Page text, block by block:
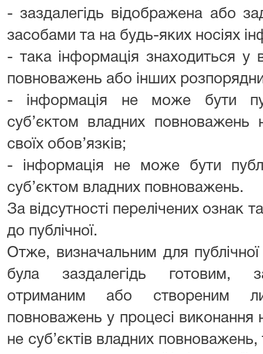
- заздалегідь відображена або
засобами та на будь-яких носіях
- така інформація знаходиться у
повноважень або інших
- інформація не може бути
суб’єктом владних
своїх обов’язків;
- інформація не може бути
суб’єктом владних повноважень.
За відсутності перелічених ознак
до публічної.
Отже, визначальним для
була заздалегідь готовим,
отриманим або створеним
повноважень у процесі виконання
не суб’єктів владних